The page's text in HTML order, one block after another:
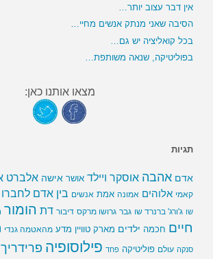
אין דבר עצוב יותר…
הסיבה שאני מנתק אנשים מחיי…
בכל קואליציה יש גם…
בפוליטיקה, שנאה משותפת…
מצאו אותנו כאן:
תגיות
אדם אהבה אוסקר ויילד אושר אישה אלברט
קאמי אלוהים אמונה אמת אנשים בין אדם לחברו
שו ג'ורג' ברנרד שו גבר גרושו מרקס דיבור דת הומור
חיים חכמה ילדים מארק טוויין מדע מהאטמה גנדי
סנקה עולם פוליטיקה פחד פילוסופיה